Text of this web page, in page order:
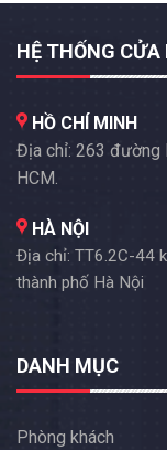
HỆ THỐNG CỬA
HỒ CHÍ MINH
Địa chỉ: 263 đường
HCM.
HÀ NỘI
Địa chỉ: TT6.2C-44
thành phố Hà Nội
DANH MỤC
Phòng khách